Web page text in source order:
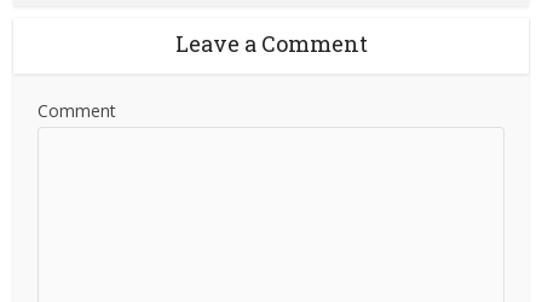
Leave a Comment
Comment